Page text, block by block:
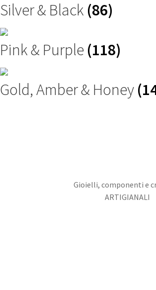
Silver & Black (86)
Pink & Purple (118)
Gold, Amber & Honey
Gioielli, componenti e
ARTIGIANALI